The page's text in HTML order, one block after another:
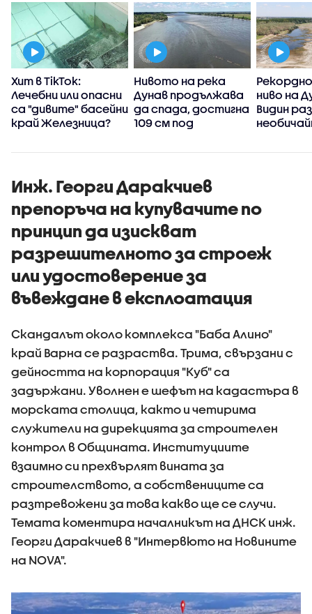
Хит в TikTok:
Лечебни или опасни
са "дивите" басейни
край Железница?
Нивото на река
Дунав продължава
да спада, достигна
109 см под
ниво на
Видин
Инж. Георги Даракчиев
препоръча на купувачите по
принцип да изискват
разрешителното за строеж
или удостоверение за
въвеждане в експлоатация
Скандалът около комплекса "Баба Алино"
край Варна се разраства. Трима, свързани с
дейността на корпорация "Куб" са
задържани. Уволнен е шефът на кадастъра в
морската столица, както и четирима
служители на дирекцията за строителен
контрол в Общината. Институциите
взаимно си прехвърлят вината за
строителството, а собствениците са
разтревожени за това какво ще се случи.
Темата коментира началникът на ДНСК инж.
Георги Даракчиев в "Интервюто на Новините
на NOVA".